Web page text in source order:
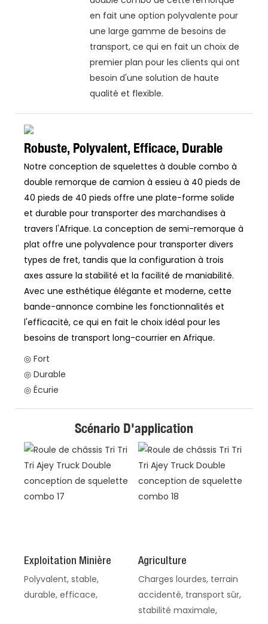
en fait une option polyvalente pour
une large gamme de besoins de
transport, ce qui en fait un choix de
premier plan pour les clients qui ont
besoin d'une solution de haute
qualité et flexible.
Robuste, Polyvalent, Efficace, Durable
Notre conception de squelettes à double combo à
double remorque de camion à essieu à 40 pieds de
40 pieds de 40 pieds offre une plate-forme solide
et durable pour transporter des marchandises à
travers l'Afrique. La conception de semi-remorque à
plat offre une polyvalence pour transporter divers
types de fret, tandis que la configuration à trois
axes assure la stabilité et la facilité de maniabilité.
Avec une esthétique élégante et moderne, cette
bande-annonce combine les fonctionnalités et
l'efficacité, ce qui en fait le choix idéal pour les
besoins de transport long-courrier en Afrique.
◎ Fort
◎ Durable
◎ Écurie
Scénario D'application
Exploitation Minière
Polyvalent, stable,
durable, efficace,
Agriculture
Charges lourdes, terrain
accidenté, transport sûr,
stabilité maximale,